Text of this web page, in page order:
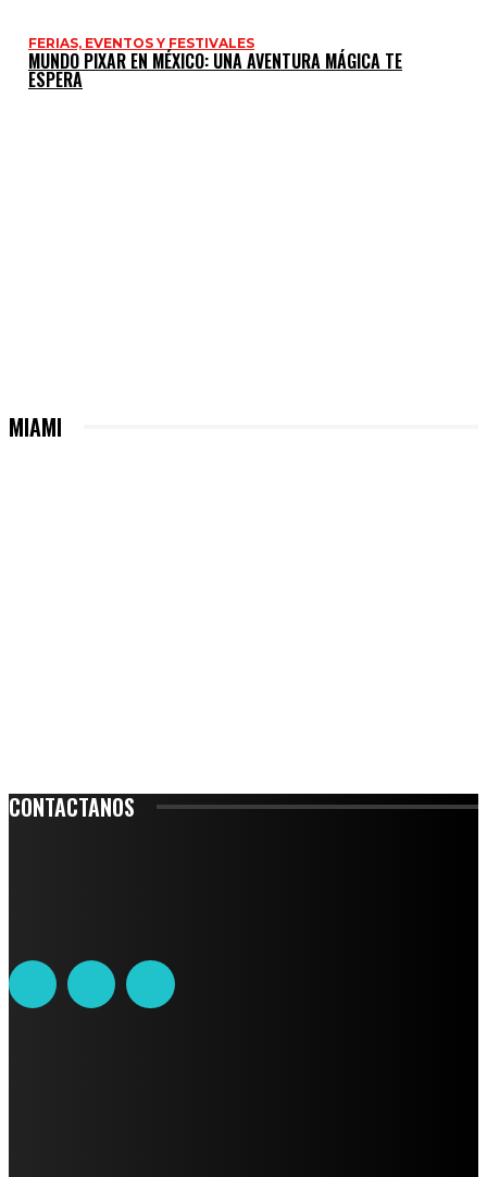
FERIAS, EVENTOS Y FESTIVALES
MUNDO PIXAR EN MÉXICO: UNA AVENTURA MÁGICA TE
ESPERA
MIAMI
CONTACTANOS